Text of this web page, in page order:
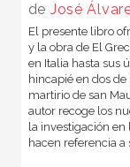
de José
El presente libro
y la obra de El
en Italia hasta sus
hincapié en dos
martirio de san
autor recoge los
la investigación en
hacen referencia a